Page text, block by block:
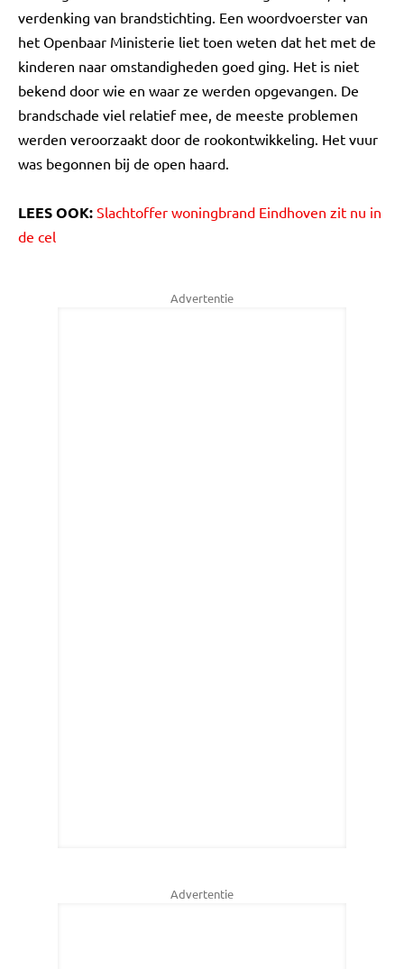
verdenking van brandstichting. Een woordvoerster van
het Openbaar Ministerie liet toen weten dat het met de
kinderen naar omstandigheden goed ging. Het is niet
bekend door wie en waar ze werden opgevangen. De
brandschade viel relatief mee, de meeste problemen
werden veroorzaakt door de rookontwikkeling. Het vuur
was begonnen bij de open haard.
LEES OOK: Slachtoffer woningbrand Eindhoven zit nu in
de cel
Advertentie
Advertentie